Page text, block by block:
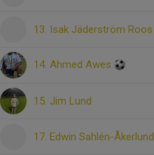
13. Isak Jäderström Roos
14. Ahmed Awes
15. Jim Lund
17. Edwin Sahlén-Åkerlund